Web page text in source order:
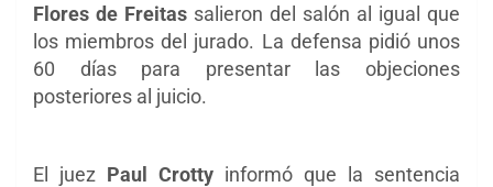
Flores de Freitas salieron del salón al igual que
los miembros del jurado. La defensa pidió unos
60 días para presentar las objeciones
posteriores al juicio.
El juez Paul Crotty informó que la sentencia